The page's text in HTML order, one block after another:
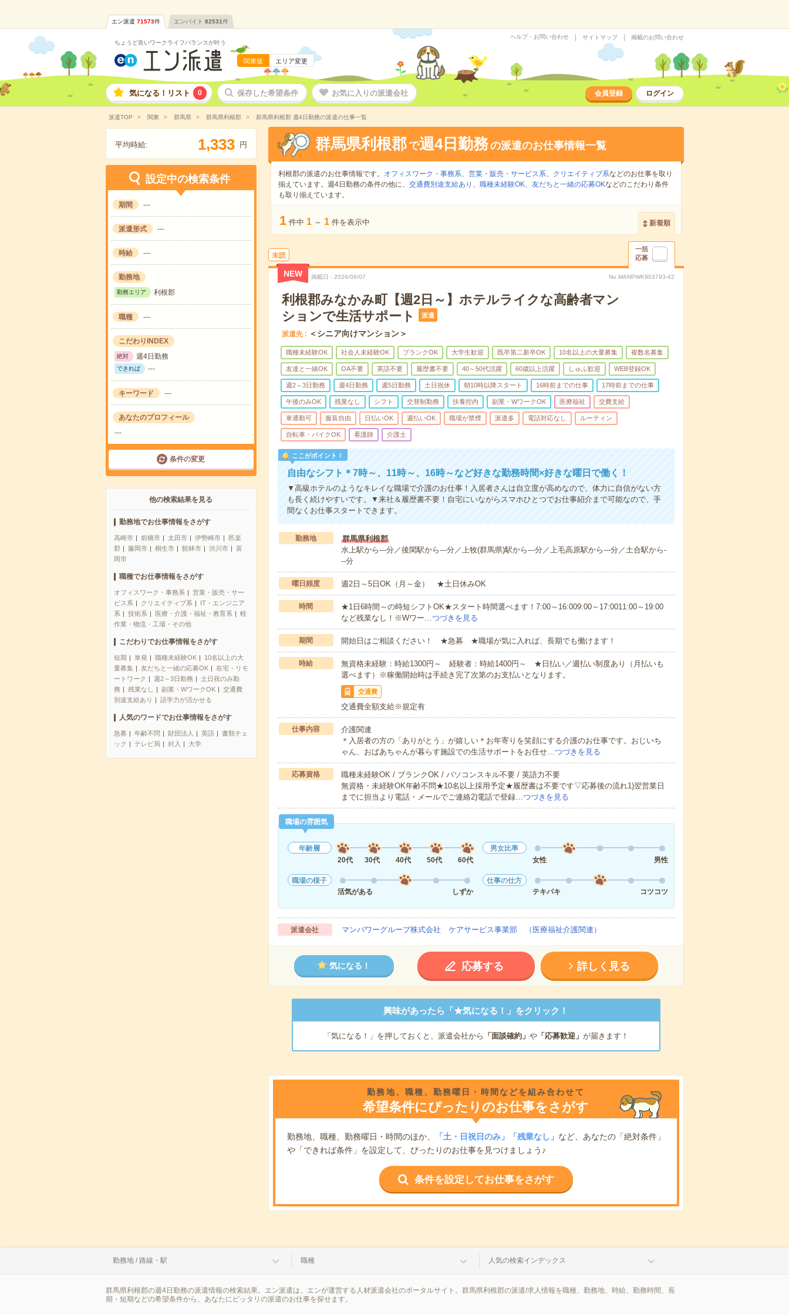
エン派遣 71573件 エンバイト 82531件
ちょうど良いワークライフバランスが叶う
関東版 エリア変更
ヘルプ・お問い合わせ サイトマップ 掲載のお問い合わせ
気になる！リスト 0 保存した希望条件 お気に入りの派遣会社 会員登録 ログイン
派遣TOP 関東 群馬県 群馬県利根郡 群馬県利根郡 週4日勤務の派遣の仕事一覧
平均時給: 1,333 円
設定中の検索条件
期間 ---
派遣形式 ---
時給 ---
勤務地
勤務エリア 利根郡
職種 ---
こだわりINDEX
絶対 週4日勤務
できれば ---
キーワード ---
あなたのプロフィール
---
条件の変更
他の検索結果を見る
勤務地でお仕事情報をさがす
高崎市 前橋市 太田市 伊勢崎市
邑楽
郡
藤岡市 桐生市 館林市 渋川市
富
岡市
職種でお仕事情報をさがす
オフィスワーク・事務系
営業・販売・サー
ビス系
クリエイティブ系
IT・エンジニア
系
技術系 医療・介護・福祉・教育系
軽
作業・物流・工場・その他
こだわりでお仕事情報をさがす
短期 単発 職種未経験OK
10名以上の大
量募集
友だちと一緒の応募OK
在宅・リモ
ートワーク
週2～3日勤務
土日祝のみ勤
務
残業なし 副業・WワークOK
交通費
別途支給あり
語学力が活かせる
人気のワードでお仕事情報をさがす
急募 年齢不問 財団法人 英語
書類チェ
ック
テレビ局 封入 大学
群馬県利根郡 で週4日勤務の派遣のお仕事情報一覧
利根郡の派遣のお仕事情報です。 オフィスワーク・事務系、 営業・販売・サービス系、 クリエイティブ系などのお仕事を取り
揃えています。週4日勤務の条件の他に、 交通費別途支給あり 、 職種未経験OK、 友だちと一緒の応募OKなどのこだわり条件
も取り揃えています。
1 件中 1 ～ 1 件を表示中 新着順
未読
一括
応募
NEW 掲載日 2026/08/07 No.MANPWK903793-42
利根郡みなかみ町【週2日～】ホテルライクな高齢者マン
ションで生活サポート
派遣
派遣先 ＜シニア向けマンション＞
職種未経験OK 社会人未経験OK ブランクOK 大学生歓迎 既卒第二新卒OK 10名以上の大量募集 複数名募集
友達と一緒OK OA不要 英語不要 履歴書不要 40～50代活躍 60歳以上活躍 しゅふ歓迎 WEB登録OK
週2～3日勤務 週4日勤務 週5日勤務 土日祝休 朝10時以降スタート 16時前までの仕事 17時前までの仕事
午後のみOK 残業なし シフト 交替制勤務 扶養控内 副業・WワークOK 医療福祉 交費支給
車通勤可 服装自由 日払いOK 週払いOK 職場が禁煙 派遣多 電話対応なし ルーティン
自転車・バイクOK 看護師 介護士
ここがポイント！
自由なシフト＊7時～、11時～、16時～など好きな勤務時間×好きな曜日で働く！
▼高級ホテルのようなキレイな職場で介護のお仕事！入居者さんは自立度が高めなので、体力に自信がない方
も長く続けやすいです。▼来社＆履歴書不要！自宅にいながらスマホひとつでお仕事紹介まで可能なので、手
間なくお仕事スタートできます。
勤務地
群馬県利根郡
水上駅から---分／後閑駅から---分／上牧(群馬県)駅から---分／上毛高原駅から---分／土合駅から-
--分
曜日頻度 週2日～5日OK（月～金） ★土日休みOK
時間
★1日6時間～の時短シフトOK★スタート時間選べます！7:00～16:009:00～17:0011:00～19:00
など残業なし！※Wワー…つづきを見る
期間 開始日はご相談ください！ ★急募 ★職場が気に入れば、長期でも働けます！
時給
無資格未経験：時給1300円～ 経験者：時給1400円～ ★日払い／週払い制度あり（月払いも
選べます）※稼働開始時は手続き完了次第のお支払いとなります。
交通費
交通費全額支給※規定有
仕事内容
介護関連
＊入居者の方の「ありがとう」が嬉しい＊お年寄りを笑顔にする介護のお仕事です。おじいち
ゃん、おばあちゃんが暮らす施設での生活サポートをお任せ…つづきを見る
応募資格
職種未経験OK / ブランクOK / パソコンスキル不要 / 英語力不要
無資格・未経験OK年齢不問★10名以上採用予定★履歴書は不要です▽応募後の流れ1)翌営業日
までに担当より電話・メールでご連絡2)電話で登録…つづきを見る
職場の雰囲気
年齢層
20代
30代 40代 50代 60代
男女比率
女性
男性
職場の様子
活気がある
しずか
仕事の仕方
テキパキ
コツコツ
派遣会社 マンパワーグループ株式会社 ケアサービス事業部 （医療福祉介護関連）
気になる！ 応募する 詳しく見る
興味があったら「★気になる！」をクリック！
「気になる！」を押しておくと、派遣会社から 「面談確約」 や「応募歓迎」 が届きます！
勤務地、職種、勤務曜日・時間などを組み合わせて
希望条件にぴったりのお仕事をさがす
勤務地、職種、勤務曜日・時間のほか、 「土・日祝日のみ」「残業なし」 など、あなたの「絶対条件」
や「できれば条件」を設定して、ぴったりのお仕事を見つけましょう♪
条件を設定してお仕事をさがす
勤務地 / 路線・駅 職種 人気の検索インデックス
群馬県利根郡の週4日勤務の派遣情報の検索結果。エン派遣は、エンが運営する人材派遣会社のポータルサイト。群馬県利根郡の派遣/求人情報を職種、勤務地、時給、勤務時間、長
期・短期などの希望条件から、あなたにピッタリの派遣のお仕事を探せます。